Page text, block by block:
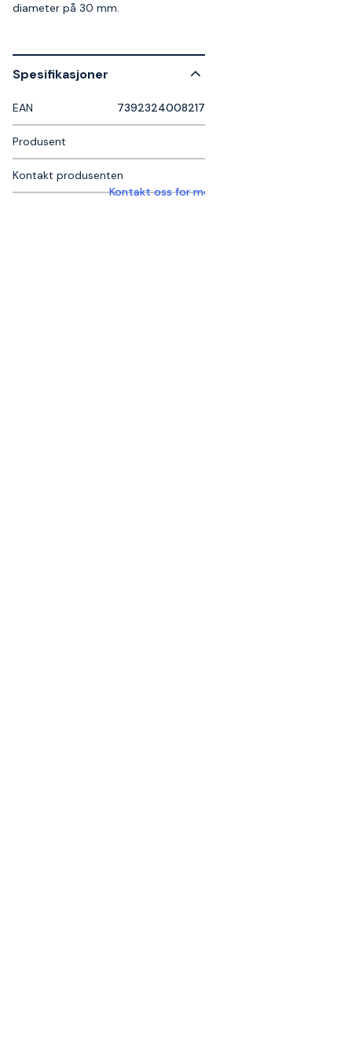
diameter på 30 mm.
Spesifikasjoner
EAN 7392324008217
Produsent
Kontakt produsenten
Kontakt oss for mer informasjon